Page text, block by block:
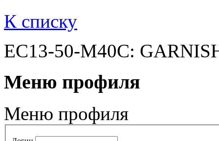
К списку
EC13-50-M40C:
Меню профиля
Меню профиля